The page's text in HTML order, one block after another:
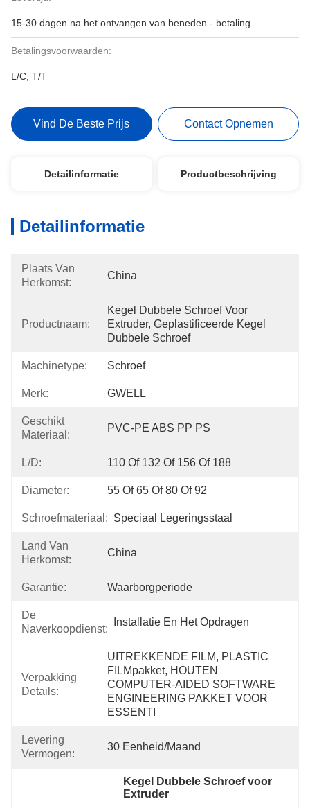
15-30 dagen na het ontvangen van beneden - betaling
Betalingsvoorwaarden:
L/C, T/T
Vind De Beste Prijs Contact Opnemen
Detailinformatie Productbeschrijving
Detailinformatie
Plaats Van
Herkomst:
China
Productnaam:
Kegel Dubbele Schroef Voor
Extruder, Geplastificeerde Kegel
Dubbele Schroef
Machinetype: Schroef
Merk: GWELL
Geschikt
Materiaal:
PVC-PE ABS PP PS
L/D: 110 Of 132 Of 156 Of 188
Diameter: 55 Of 65 Of 80 Of 92
Schroefmateriaal: Speciaal Legeringsstaal
Land Van
Herkomst:
China
Garantie: Waarborgperiode
De
Naverkoopdienst:
Installatie En Het Opdragen
Verpakking
Details:
UITREKKENDE FILM, PLASTIC
FILMpakket, HOUTEN
COMPUTER-AIDED SOFTWARE
ENGINEERING PAKKET VOOR
ESSENTI
Levering
Vermogen:
30 Eenheid/maand
Kegel Dubbele Schroef voor
Extruder